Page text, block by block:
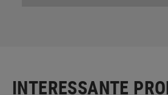
INTERESSANTE